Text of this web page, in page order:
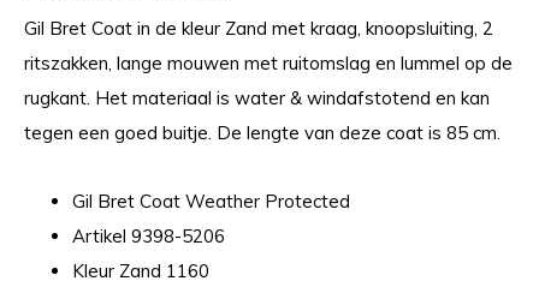
Gil Bret Coat in de kleur Zand met kraag, knoopsluiting, 2
ritszakken, lange mouwen met ruitomslag en lummel op de
rugkant. Het materiaal is water & windafstotend en kan
tegen een goed buitje. De lengte van deze coat is 85 cm.
Gil Bret Coat Weather Protected
Artikel 9398-5206
Kleur Zand 1160